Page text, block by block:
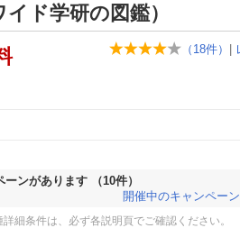
ド学研の図鑑）
（ 18件） |
ーンがあります
（10件）
開催中のキャンペー
細条件は、必ず各説明頁でご確認ください。